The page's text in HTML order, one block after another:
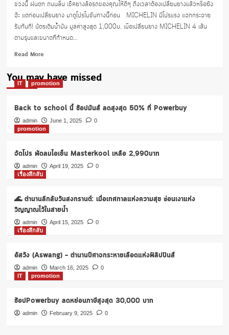
ช่วงนี้ ฝนตก ถนนลื่น เช็คยางล้อรถของคุณให้ดีๆ ถึงเวลาต้องเปลี่ยนยางแล้วหรือยัง
จ้ะ แต่ก่อนเปลี่ยนยาง มาดูโปรโมชั่นทางนี้ก่อน MICHELIN มีโปรแรง แจกกระจาย
รับทันที! บัตรเติมน้ำมัน มูลค่าสูงสุด 1,000บ. เมื่อเปลี่ยนยาง MICHELIN 4 เส้น
ตามรุ่นและขนาดที่กำหนด...
Read MoreRead
about
โปร
ยาง
รถยนต์
2565
You may have missed
IT promotion
Back to school นี้ ช้อปมันส์ ลดสูงสุด 50% ที่ Powerbuy
admin June 1, 2025
0
promotion
จัดโปร พัดลมไอเย็น Masterkool เหลือ 2,990บาท
admin April 19, 2025
0
เรื่องลึกลับ
🌊 ตำนานลึกลับวันสงกรานต์: เมื่อเทศกาลแห่งความสุข ซ่อนเงาแห่ง
วิญญาณไว้ในสายน้ำ
admin April 15, 2025
0
เรื่องลึกลับ
อัสวัง (Aswang) – ตำนานปีศาจกระหายเลือดแห่งฟิลิปปินส์
admin March 16, 2025
0
IT
promotion
ช้อปPowerbuy ลดหย่อนภาษีสูงสุด 30,000 บาท
admin February 9, 2025 0